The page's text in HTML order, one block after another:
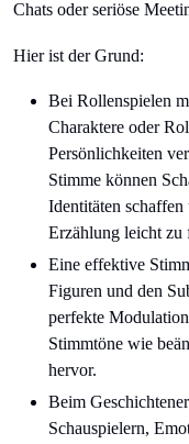
Chats oder seriöse
Hier ist der Grund:
Bei Rollenspielen
Charaktere oder
Persönlichkeiten
Stimme können
Identitäten
Erzählung leicht zu
Eine effektive
Figuren und den
perfekte
Stimmtöne wie
hervor.
Beim
Schauspielern,